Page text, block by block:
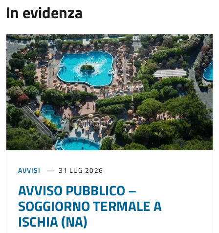
In evidenza
AVVISI 31 LUG 2026
AVVISO PUBBLICO –
SOGGIORNO TERMALE A
ISCHIA (NA)